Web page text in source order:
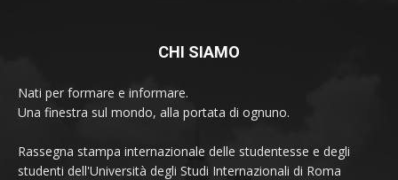
CHI SIAMO
Nati per formare e informare.
Una finestra sul mondo, alla portata di ognuno.
Rassegna stampa internazionale delle studentesse e degli
studenti dell'Università degli Studi Internazionali di Roma